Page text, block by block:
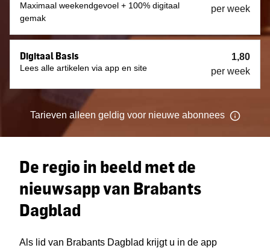
Maximaal weekendgevoel + 100% digitaal
gemak
per week
Digitaal Basis
Lees alle artikelen via app en site
1,80
per week
Tarieven alleen geldig voor nieuwe abonnees
De regio in beeld met de
nieuwsapp van Brabants
Dagblad
Als lid van Brabants Dagblad krijgt u in de app